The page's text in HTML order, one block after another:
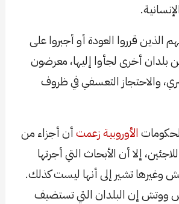
الذين قرروا العودة أو أجبروا على
بلدان أخرى لجأوا إليها، معرضون
والاحتجاز التعسفي في ظروف
الأوروبيةزعمتأن أجزاء من
إلا أن الأبحاث التي أجرتها
وغيرها تشير إلى أنها ليست كذلك.
ووتش إن البلدان التي تستضيف